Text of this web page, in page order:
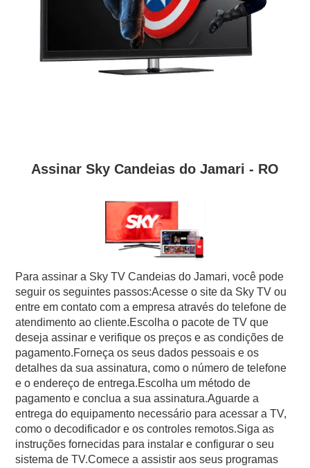
Assinar Sky Candeias do Jamari - RO
Para assinar a Sky TV Candeias do Jamari, você pode
seguir os seguintes passos:Acesse o site da Sky TV ou
entre em contato com a empresa através do telefone de
atendimento ao cliente.Escolha o pacote de TV que
deseja assinar e verifique os preços e as condições de
pagamento.Forneça os seus dados pessoais e os
detalhes da sua assinatura, como o número de telefone
e o endereço de entrega.Escolha um método de
pagamento e conclua a sua assinatura.Aguarde a
entrega do equipamento necessário para acessar a TV,
como o decodificador e os controles remotos.Siga as
instruções fornecidas para instalar e configurar o seu
sistema de TV.Comece a assistir aos seus programas